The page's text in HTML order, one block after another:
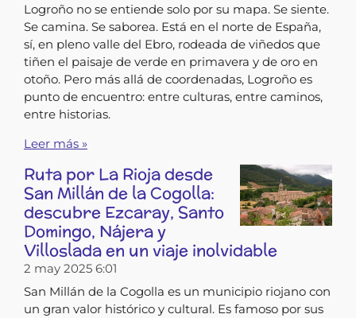
Logroño no se entiende solo por su mapa. Se siente.
Se camina. Se saborea. Está en el norte de España,
sí, en pleno valle del Ebro, rodeada de viñedos que
tiñen el paisaje de verde en primavera y de oro en
otoño. Pero más allá de coordenadas, Logroño es
punto de encuentro: entre culturas, entre caminos,
entre historias.
Leer más »
Ruta por La Rioja desde
San Millán de la Cogolla:
descubre Ezcaray, Santo
Domingo, Nájera y
Villoslada en un viaje inolvidable
2 may 2025 6:01
San Millán de la Cogolla es un municipio riojano con
un gran valor histórico y cultural. Es famoso por sus